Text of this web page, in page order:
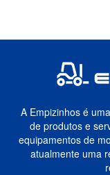
A Empizinhos é
de produtos e
equipamentos de
atualmente uma